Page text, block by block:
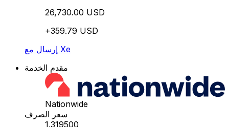
26,730.00 USD
+359.79 USD
إرسال مع Xe
مقدم الخدمة
Nationwide
سعر الصرف
1.319500